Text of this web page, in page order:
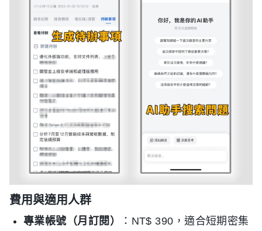
費用與適用人群
專業帳號（月訂閱）
：NT$ 390，適合短期密集